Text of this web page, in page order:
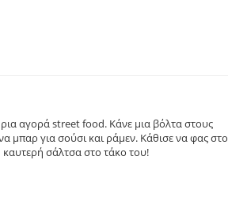
αγορά street food. Κάνε μια βόλτα στους
μπαρ για σούσι και ράμεν. Κάθισε να φας στο
καυτερή σάλτσα στο τάκο του!